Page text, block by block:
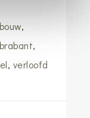
,
,
, verloofd